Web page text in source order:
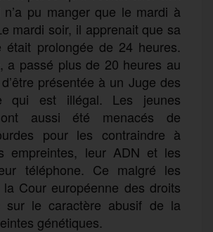
pu manger que le mardi à
mardi soir, il apprenait que sa
était prolongée de 24 heures.
a passé plus de 20 heures au
présentée à un Juge des
qui est illégal. Les jeunes
ont aussi été menacés de
pour les contraindre à
empreintes, leur ADN et les
téléphone. Ce malgré les
Cour européenne des droits
sur le caractère abusif de la
génétiques.